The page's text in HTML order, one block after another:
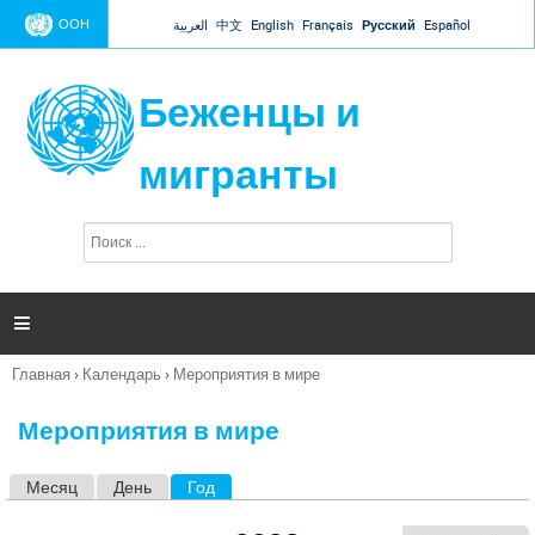
Jump to navigation
ООН العربية 中文 English Français Русский Español
Беженцы и
мигранты
п
и

Вы
Главная › Календарь › Мероприятия в мире
Мероприятия в мире
Месяц День Год